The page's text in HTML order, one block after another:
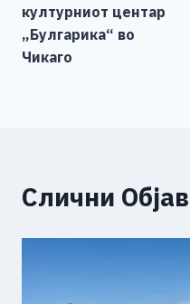
културниот центар
„Булгарика“ во
Чикаго
Слични